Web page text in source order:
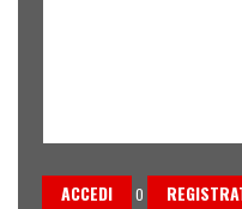
ACCEDI o